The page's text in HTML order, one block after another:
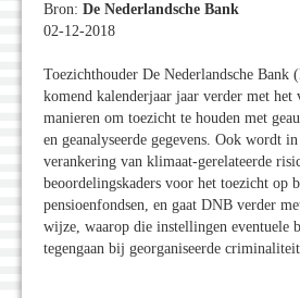
Bron: De Nederlandsche Bank
02-12-2018
Toezichthouder De Nederlandsche Bank
komend kalenderjaar jaar verder met het
manieren om toezicht te houden met
en geanalyseerde gegevens. Ook wordt
verankering van klimaat-gerelateerde
beoordelingskaders voor het toezicht op
pensioenfondsen, en gaat DNB verder
wijze, waarop die instellingen eventuele
tegengaan bij georganiseerde